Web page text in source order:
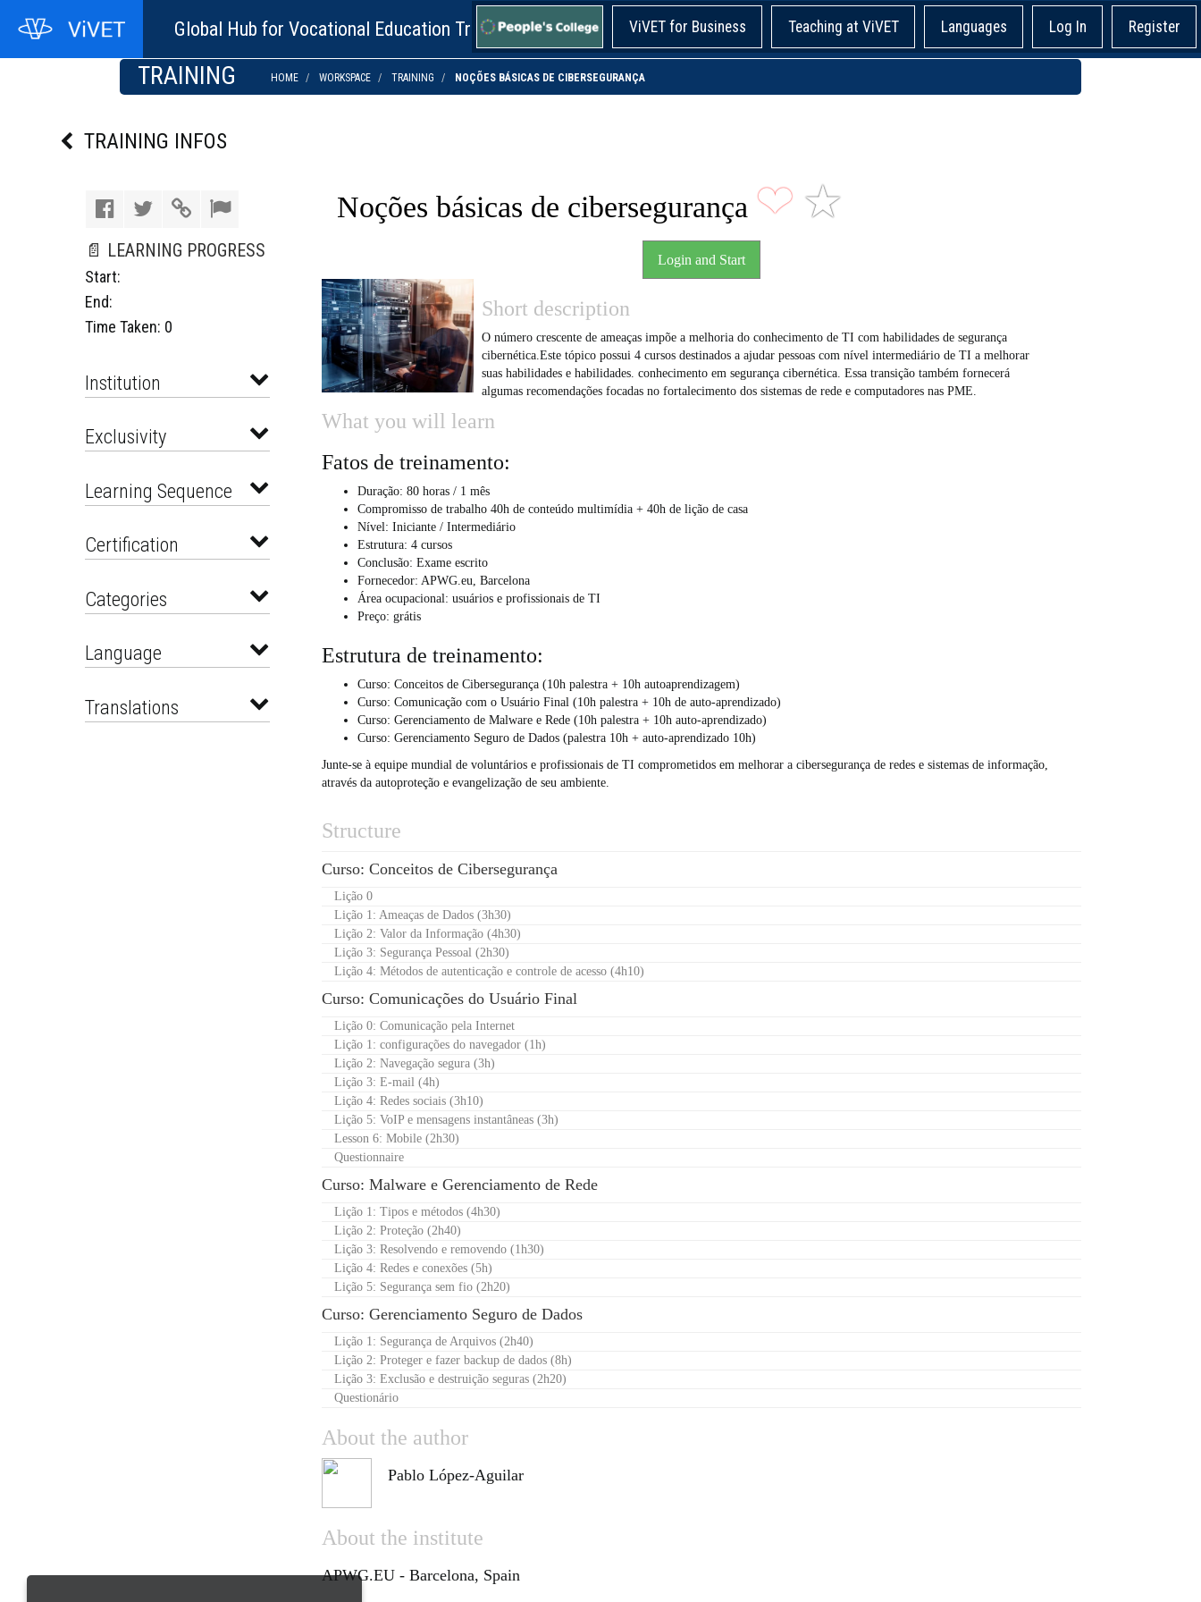
Global Hub for Vocational Education Training! ViVET for Business Teaching at ViVET Languages Log In Register
TRAINING HOME WORKSPACE TRAINING NOÇÕES BÁSICAS DE CIBERSEGURANÇA
TRAINING INFOS
📄 LEARNING PROGRESS
Start:
End:
Time Taken: 0
Institution
Exclusivity
Learning Sequence
Certification
Categories
Language
Translations
Noções básicas de cibersegurança ❤ ★
Login and Start
Short description
O número crescente de ameaças impõe a melhoria do conhecimento de TI com habilidades de segurança
cibernética.Este tópico possui 4 cursos destinados a ajudar pessoas com nível intermediário de TI a melhorar
suas habilidades e habilidades. conhecimento em segurança cibernética. Essa transição também fornecerá
algumas recomendações focadas no fortalecimento dos sistemas de rede e computadores nas PME.
What you will learn
Fatos de treinamento:
Duração: 80 horas / 1 mês
Compromisso de trabalho 40h de conteúdo multimídia + 40h de lição de casa
Nível: Iniciante / Intermediário
Estrutura: 4 cursos
Conclusão: Exame escrito
Fornecedor: APWG.eu, Barcelona
Área ocupacional: usuários e profissionais de TI
Preço: grátis
Estrutura de treinamento:
Curso: Conceitos de Cibersegurança (10h palestra + 10h autoaprendizagem)
Curso: Comunicação com o Usuário Final (10h palestra + 10h de auto-aprendizado)
Curso: Gerenciamento de Malware e Rede (10h palestra + 10h auto-aprendizado)
Curso: Gerenciamento Seguro de Dados (palestra 10h + auto-aprendizado 10h)
Junte-se à equipe mundial de voluntários e profissionais de TI comprometidos em melhorar a cibersegurança de redes e sistemas de informação,
através da autoproteção e evangelização de seu ambiente.
Structure
Curso: Conceitos de Cibersegurança
Lição 0
Lição 1: Ameaças de Dados (3h30)
Lição 2: Valor da Informação (4h30)
Lição 3: Segurança Pessoal (2h30)
Lição 4: Métodos de autenticação e controle de acesso (4h10)
Curso: Comunicações do Usuário Final
Lição 0: Comunicação pela Internet
Lição 1: configurações do navegador (1h)
Lição 2: Navegação segura (3h)
Lição 3: E-mail (4h)
Lição 4: Redes sociais (3h10)
Lição 5: VoIP e mensagens instantâneas (3h)
Lesson 6: Mobile (2h30)
Questionnaire
Curso: Malware e Gerenciamento de Rede
Lição 1: Tipos e métodos (4h30)
Lição 2: Proteção (2h40)
Lição 3: Resolvendo e removendo (1h30)
Lição 4: Redes e conexões (5h)
Lição 5: Segurança sem fio (2h20)
Curso: Gerenciamento Seguro de Dados
Lição 1: Segurança de Arquivos (2h40)
Lição 2: Proteger e fazer backup de dados (8h)
Lição 3: Exclusão e destruição seguras (2h20)
Questionário
About the author
Pablo López-Aguilar
About the institute
APWG.EU - Barcelona, Spain